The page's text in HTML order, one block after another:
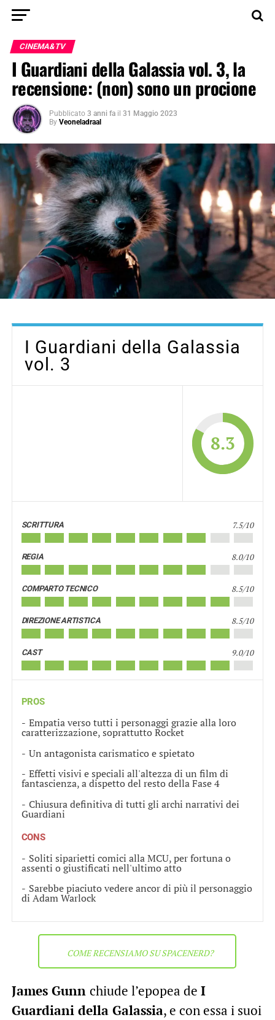
CINEMA&TV
I Guardiani della Galassia vol. 3, la
recensione: (non) sono un procione
Pubblicato 3 anni fa il 31 Maggio 2023
By Veoneladraal
I Guardiani della Galassia
vol. 3
8.3
SCRITTURA 7.5/10
REGIA 8.0/10
COMPARTO TECNICO 8.5/10
DIREZIONE ARTISTICA 8.5/10
CAST 9.0/10
PROS
Empatia verso tutti i personaggi grazie alla loro
caratterizzazione, soprattutto Rocket
Un antagonista carismatico e spietato
Effetti visivi e speciali all'altezza di un film di
fantascienza, a dispetto del resto della Fase 4
Chiusura definitiva di tutti gli archi narrativi dei
Guardiani
CONS
Soliti siparietti comici alla MCU, per fortuna o
assenti o giustificati nell'ultimo atto
Sarebbe piaciuto vedere ancor di più il personaggio
di Adam Warlock
COME RECENSIAMO SU SPACENERD?
James Gunn chiude l’epopea de I
Guardiani della Galassia, e con essa i suoi